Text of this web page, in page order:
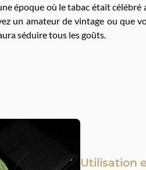
époque où le tabac était
un amateur de vintage ou que
séduire tous les goûts.
Utilisation